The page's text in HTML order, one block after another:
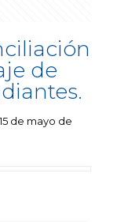
de
de mayo de